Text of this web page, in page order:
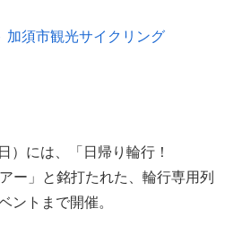
加須市観光サイクリング
）には、「日帰り輪行！
ー」と銘打たれた、輪行専用列
ントまで開催。